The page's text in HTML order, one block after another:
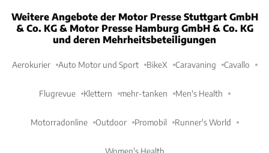
Weitere Angebote der Motor Presse Stuttgart GmbH
& Co. KG & Motor Presse Hamburg GmbH & Co. KG
und deren Mehrheitsbeteiligungen
Aerokurier Auto Motor und Sport BikeX Caravaning Cavallo
Flugrevue Klettern mehr-tanken Men's Health
Motorradonline Outdoor Promobil Runner's World
Women's Health